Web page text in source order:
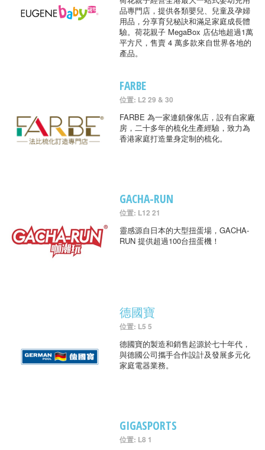
品專門店，提供各類嬰兒、兒童及孕婦
用品，分享育兒秘訣和滿足家庭成長體
驗。荷花親子 MegaBox 店佔地超過1萬
平方尺，售賣 4 萬多款來自世界各地的
產品。
FARBE
位置: L2 29 & 30
FARBE 為一家連鎖傢俬店，設有自家廠
房，二十多年的梳化生產經驗，致力為
香港家庭打造量身定制的梳化。
GACHA-RUN
位置: L12 21
靈感源自日本的大型扭蛋場，GACHA-
RUN 提供超過100台扭蛋機！
德國寶
位置: L5 5
德國寶的製造和銷售起源於七十年代，
與德國公司攜手合作設計及發展多元化
家庭電器業務。
GIGASPORTS
位置: L8 1